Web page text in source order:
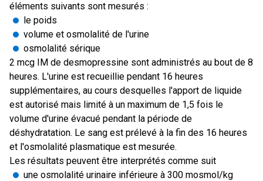
éléments suivants sont mesurés :
le poids
volume et osmolalité de l'urine
osmolalité sérique
2 mcg IM de desmopressine sont administrés au bout de 8
heures. L'urine est recueillie pendant 16 heures
supplémentaires, au cours desquelles l'apport de liquide
est autorisé mais limité à un maximum de 1,5 fois le
volume d'urine évacué pendant la période de
déshydratation. Le sang est prélevé à la fin des 16 heures
et l'osmolalité plasmatique est mesurée.
Les résultats peuvent être interprétés comme suit
une osmolalité urinaire inférieure à 300 mosmol/kg